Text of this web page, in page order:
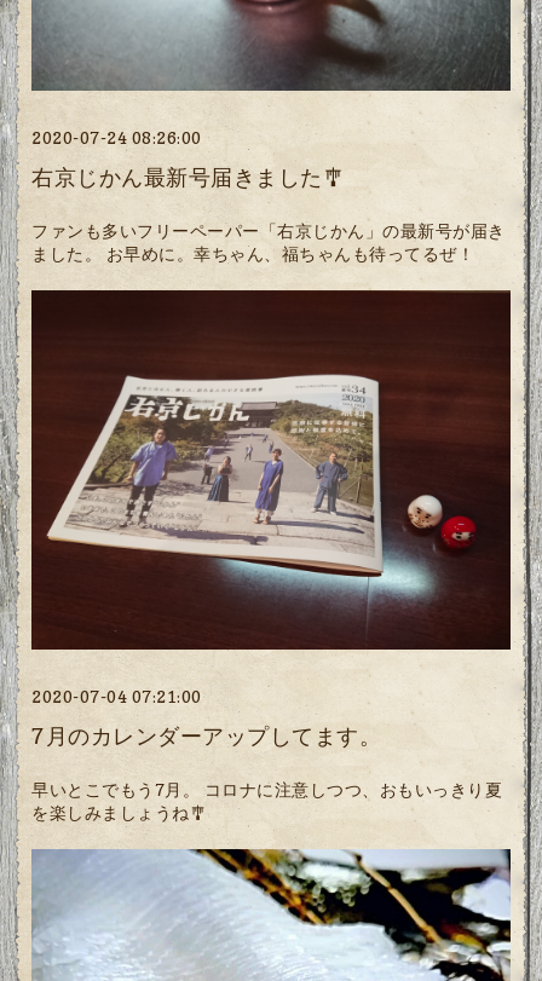
2020-07-24 08:26:00
右京じかん最新号届きました🎐
ファンも多いフリーペーパー「右京じかん」の最新号が届き
ました。 お早めに。幸ちゃん、福ちゃんも待ってるぜ！
2020-07-04 07:21:00
7月のカレンダーアップしてます。
早いとこでもう7月。 コロナに注意しつつ、おもいっきり夏
を楽しみましょうね🎐